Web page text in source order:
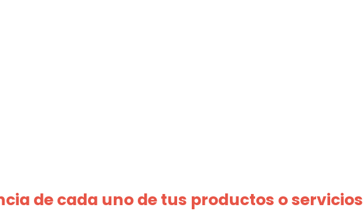
de cada uno de tus productos o servicios